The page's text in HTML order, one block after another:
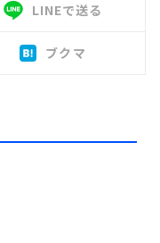
LINEで送る
ブクマ